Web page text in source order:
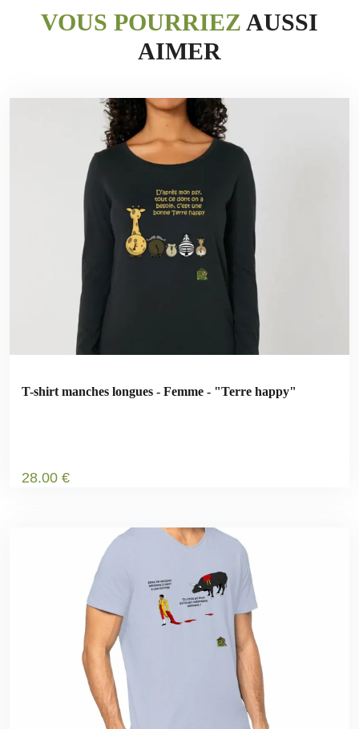
VOUS POURRIEZ AUSSI
AIMER
T-shirt manches longues - Femme - "Terre happy"
28.00 €